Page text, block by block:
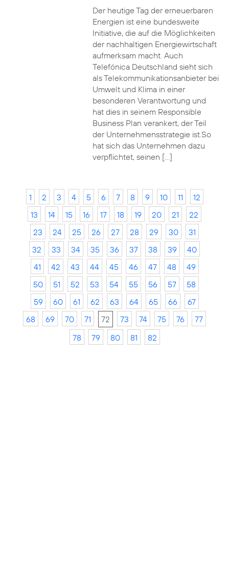
Der heutige Tag der erneuerbaren
Energien ist eine bundesweite
Initiative, die auf die Möglichkeiten
der nachhaltigen Energiewirtschaft
aufmerksam macht. Auch
Telefónica Deutschland sieht sich
als Telekommunikationsanbieter bei
Umwelt und Klima in einer
besonderen Verantwortung und
hat dies in seinem Responsible
Business Plan verankert, der Teil
der Unternehmensstrategie ist.So
hat sich das Unternehmen dazu
verpflichtet, seinen […]
1 2 3 4 5 6 7 8 9 10 11
12
13
14 15 16 17 18 19 20 21
22
23
24 25 26 27 28 29 30
31
32
33 34 35 36 37 38 39
40
41
42 43 44 45 46 47 48
49
50
51 52 53 54 55 56 57
58
59
60 61 62 63 64 65 66
67
68
69 70 71 72 73 74 75 76
77
78
79 80 81 82